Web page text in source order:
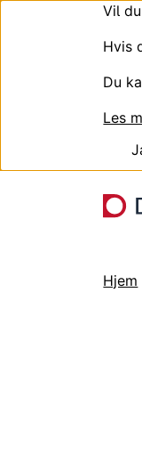
Vil
Hvis
Du
Les
Hjem